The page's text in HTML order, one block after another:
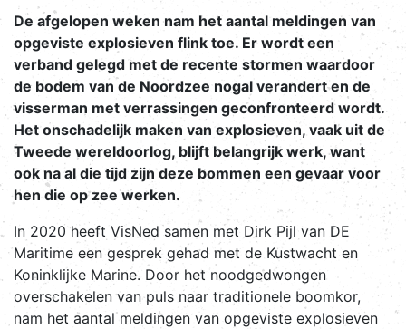
De afgelopen weken nam het aantal meldingen van
opgeviste explosieven flink toe. Er wordt een
verband gelegd met de recente stormen waardoor
de bodem van de Noordzee nogal verandert en de
visserman met verrassingen geconfronteerd wordt.
Het onschadelijk maken van explosieven, vaak uit de
Tweede wereldoorlog, blijft belangrijk werk, want
ook na al die tijd zijn deze bommen een gevaar voor
hen die op zee werken.
In 2020 heeft VisNed samen met Dirk Pijl van DE
Maritime een gesprek gehad met de Kustwacht en
Koninklijke Marine. Door het noodgedwongen
overschakelen van puls naar traditionele boomkor,
nam het aantal meldingen van opgeviste explosieven